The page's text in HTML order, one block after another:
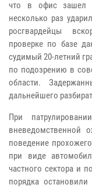
что в офис зашел
несколько раз
росгвардейцы
проверке по базе
судимый 20-летний
по подозрению в
области.
дальнейшего
При
вневедомственной
поведение
при виде
частного сектора и
порядка